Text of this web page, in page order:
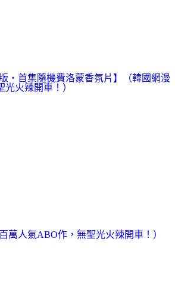
・首集隨機費洛蒙香氛片】（韓國網漫
火辣開車！）
萬人氣ABO作，無聖光火辣開車！）